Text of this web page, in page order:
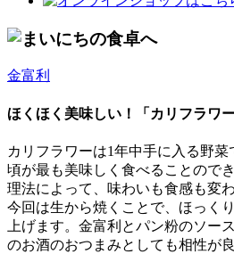
金富利
ほくほく美味しい！「カリフラワ
カリフラワーは1年中手に入る野菜
頃が最も美味しく食べることので
理法によって、味わいも食感も変
今回は生から焼くことで、ほっく
上げます。金富利とパン粉のソー
のお酒のおつまみとしても相性が